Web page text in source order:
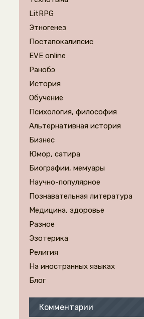
LitRPG
Этногенез
Постапокалипсис
EVE online
Ранобэ
История
Обучение
Психология, философия
Альтернативная история
Бизнес
Юмор, сатира
Биографии, мемуары
Научно-популярное
Познавательная литература
Медицина, здоровье
Разное
Эзотерика
Религия
На иностранных языках
Блог
Комментарии